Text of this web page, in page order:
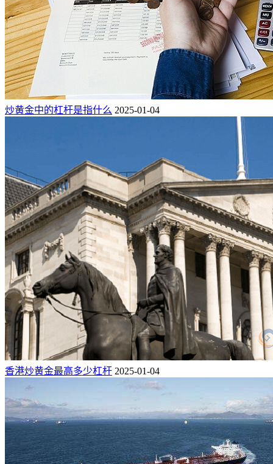
炒黄金中的杠杆是指什么 2025-01-04
香港炒黄金最高多少杠杆 2025-01-04